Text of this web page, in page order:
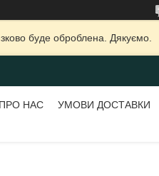
буде оброблена. Дякуємо.
ПРО НАС УМОВИ ДОСТАВКИ